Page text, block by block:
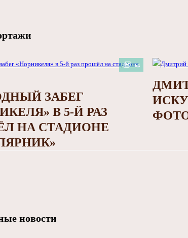
64
ЗАБЕГ
В 5-Й РАЗ
НА СТАДИОНЕ
новости